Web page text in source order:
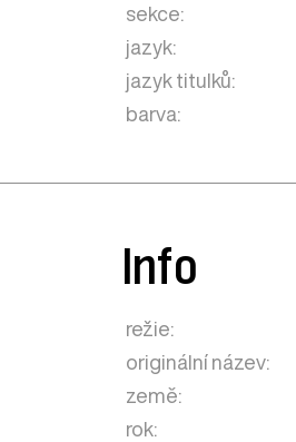
sekce:
jazyk:
jazyk titulků:
barva:
Info
režie:
originální název:
země:
rok: